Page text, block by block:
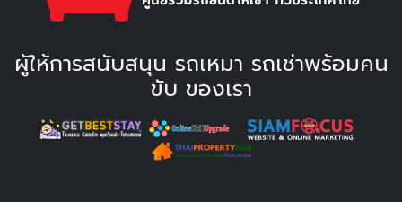
ผู้ให้การสนับสนุน รถเหมา รถเช่าพร้อมคน
ขับ ของเรา